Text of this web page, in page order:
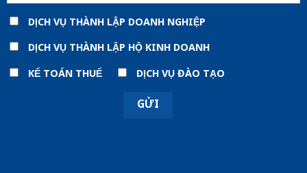
DỊCH VỤ THÀNH LẬP DOANH NGHIỆP
DỊCH VỤ THÀNH LẬP HỘ KINH DOANH
KẾ TOÁN THUẾ
DỊCH VỤ ĐÀO TẠO